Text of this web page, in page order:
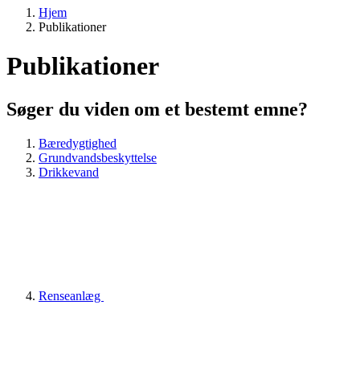
Hjem
Publikationer
Publikationer
Søger du viden om et bestemt emne?
Bæredygtighed
Grundvandsbeskyttelse
Drikkevand
Renseanlæg